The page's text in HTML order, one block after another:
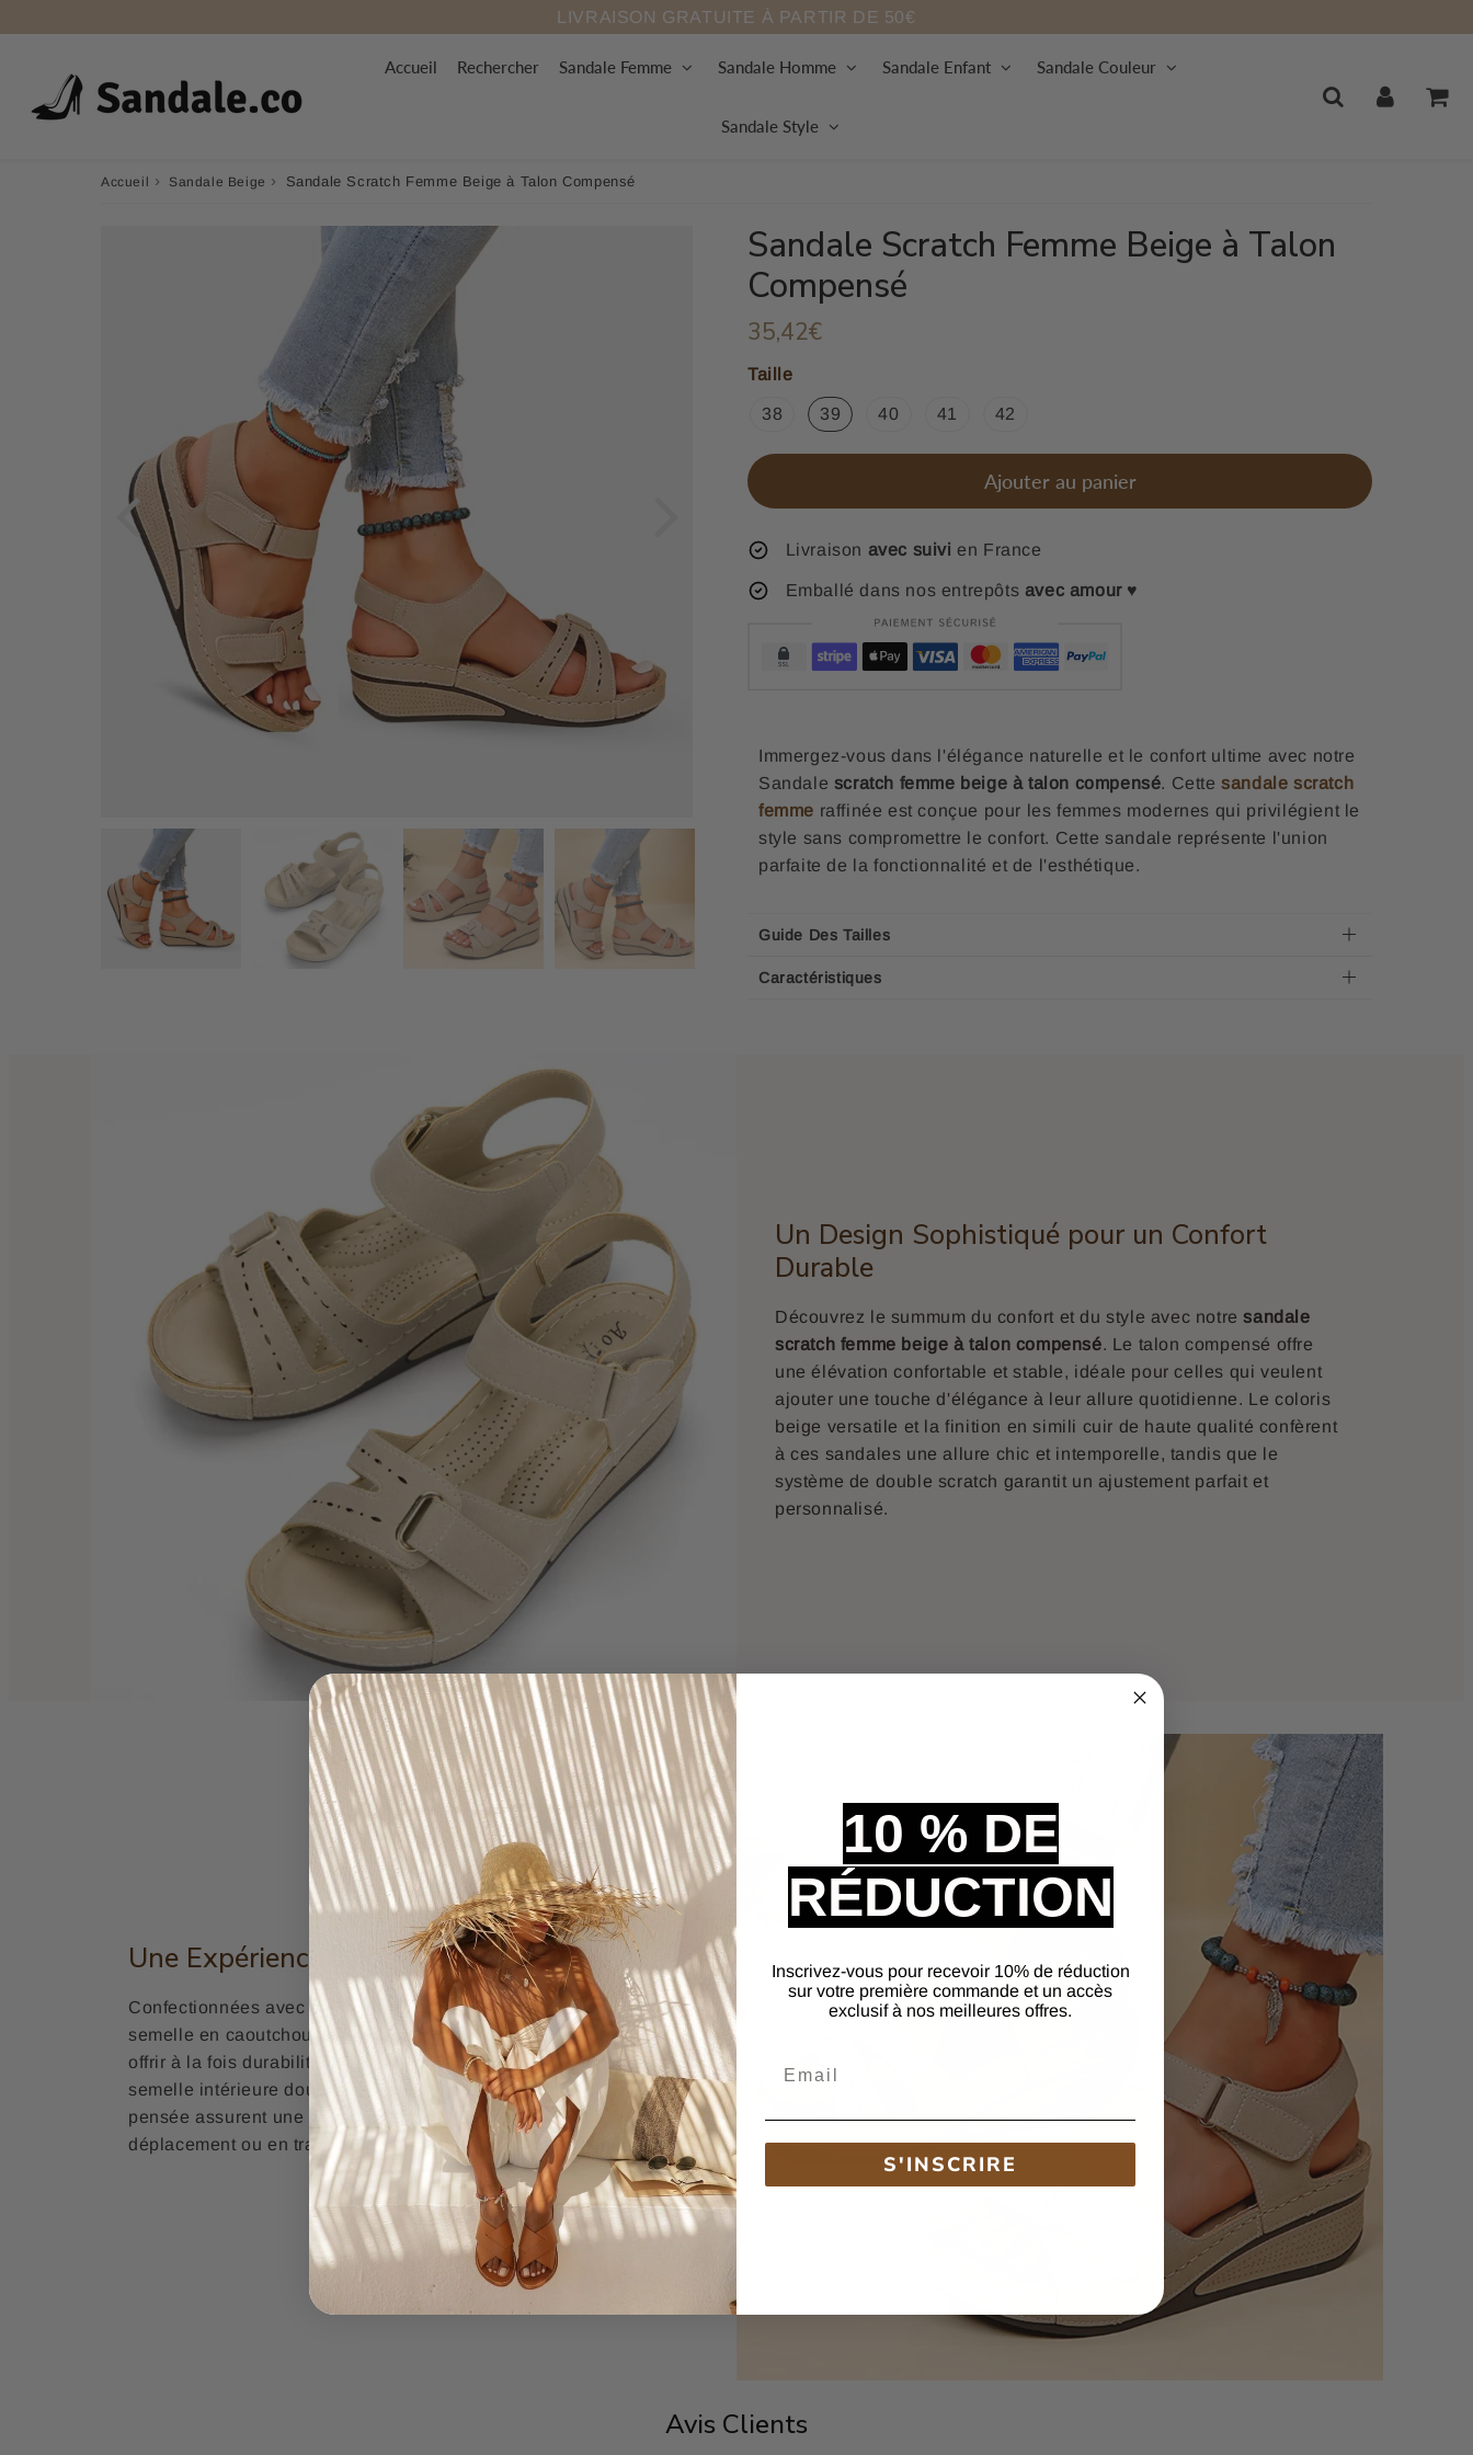
LIVRAISON GRATUITE À PARTIR DE 50€
Accueil Rechercher Sandale Femme Sandale Homme Sandale Enfant Sandale Couleur
Sandale Style
Accueil › Sandale Beige › Sandale Scratch Femme Beige à Talon Compensé
Sandale Scratch Femme Beige à Talon
Compensé
35,42€
Taille
38 39 40 41 42
Ajouter au panier
Livraison avec suivi en France
Emballé dans nos entrepôts avec amour ♥
Immergez-vous dans l'élégance naturelle et le confort ultime avec notre
Sandale scratch femme beige à talon compensé. Cettesandale scratch
femme raffinée est conçue pour les femmes modernes qui privilégient le
style sans compromettre le confort. Cette sandale représente l'union
parfaite de la fonctionnalité et de l'esthétique.
Guide Des Tailles
Caractéristiques
Un Design Sophistiqué pour un Confort
Durable
Découvrez le summum du confort et du style avec notresandale
scratch femme beige à talon compensé. Le talon compensé offre
une élévation confortable et stable, idéale pour celles qui veulent
ajouter une touche d'élégance à leur allure quotidienne. Le coloris
beige versatile et la finition en simili cuir de haute qualité confèrent
à ces sandales une allure chic et intemporelle, tandis que le
système de double scratch garantit un ajustement parfait et
personnalisé.
Une Expérience Incomparable
Confectionnées avec soin à partir de simili cuir et dotées d'une
semelle en caoutchouc robuste, ces
sandalessont conçues pour
offrir à la fois durabilité et confort tout au long de la journée. La
semelle intérieure doucement rembourrée et la structure bien
pensée assurent une marche aisée, que vous soyez en
déplacement ou en train de profiter d'un moment de détente.
Avis Clients
10 % DE
RÉDUCTION
Inscrivez-vous pour recevoir 10% de réduction
sur votre première commande et un accès
exclusif à nos meilleures offres.
S'INSCRIRE